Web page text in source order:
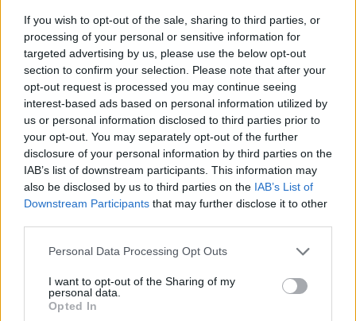
If you wish to opt-out of the sale, sharing to third parties, or
processing of your personal or sensitive information for
targeted advertising by us, please use the below opt-out
section to confirm your selection. Please note that after your
opt-out request is processed you may continue seeing
interest-based ads based on personal information utilized by
us or personal information disclosed to third parties prior to
your opt-out. You may separately opt-out of the further
disclosure of your personal information by third parties on the
IAB’s list of downstream participants. This information may
also be disclosed by us to third parties on the IAB’s List of
Downstream Participants that may further disclose it to other
Personal Data Processing Opt Outs
I want to opt-out of the Sharing of my
personal data.
Opted In
Elyna Robbs: Adéle és az örökölt árnyak
13. rész
Woody Allen megosztó zsenialitása
A világ legismertebb ruhái
Nyár, nevetés, anekdoták